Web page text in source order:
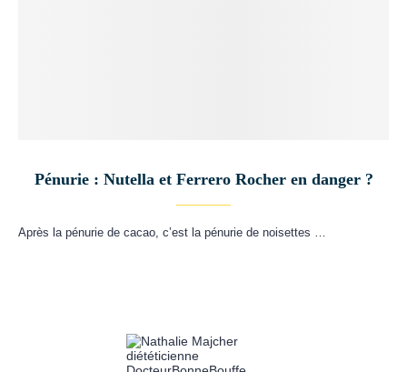
Pénurie : Nutella et Ferrero Rocher en danger ?
Après la pénurie de cacao, c’est la pénurie de noisettes …